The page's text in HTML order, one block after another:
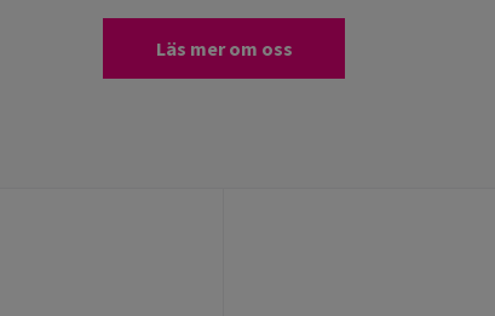
Läs mer om oss